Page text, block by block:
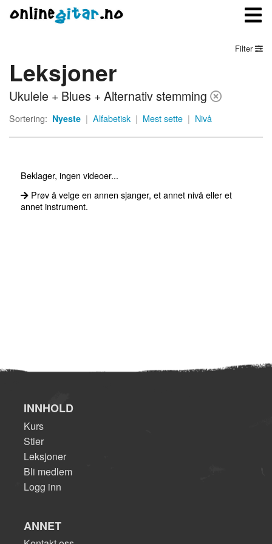
Meny
Logg inn
Filter
Leksjoner
Ukulele + Blues + Alternativ stemming
Sortering: Nyeste | Alfabetisk | Mest sette | Nivå
Beklager, ingen videoer...
Prøv å velge en annen sjanger, et annet nivå eller et
annet instrument.
INNHOLD
Kurs
Stier
Leksjoner
Bli medlem
Logg inn
ANNET